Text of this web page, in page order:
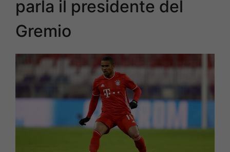
parla il presidente del
Gremio